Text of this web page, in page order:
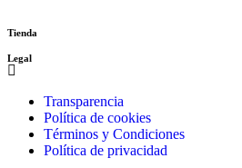
Tienda
Legal
Transparencia
Política de cookies
Términos y Condiciones
Política de privacidad